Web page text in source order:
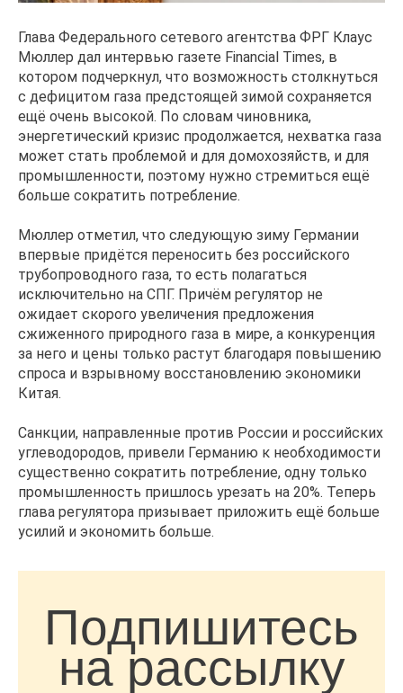
Глава Федерального сетевого агентства ФРГ Клаус
Мюллер дал интервью газете Financial Times, в
котором подчеркнул, что возможность столкнуться
с дефицитом газа предстоящей зимой сохраняется
ещё очень высокой. По словам чиновника,
энергетический кризис продолжается, нехватка газа
может стать проблемой и для домохозяйств, и для
промышленности, поэтому нужно стремиться ещё
больше сократить потребление.
Мюллер отметил, что следующую зиму Германии
впервые придётся переносить без российского
трубопроводного газа, то есть полагаться
исключительно на СПГ. Причём регулятор не
ожидает скорого увеличения предложения
сжиженного природного газа в мире, а конкуренция
за него и цены только растут благодаря повышению
спроса и взрывному восстановлению экономики
Китая.
Санкции, направленные против России и российских
углеводородов, привели Германию к необходимости
существенно сократить потребление, одну только
промышленность пришлось урезать на 20%. Теперь
глава регулятора призывает приложить ещё больше
усилий и экономить больше.
Подпишитесь
на рассылку